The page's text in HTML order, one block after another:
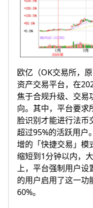
欧亿（OK交易所，
资产交易平台，在
焦于合规升级、交易
向。其中，平台要求
脸识别才能进行法币
超过95%的活跃用户
增的「快捷交易」模
缩短到1分钟以内，
上，平台强制用户设
的用户启用了这一功
60%。